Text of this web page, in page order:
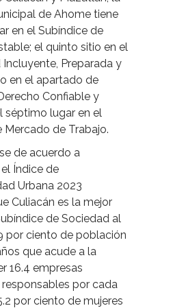
de Ahome tiene
en el Subíndice de
el quinto sitio en el
Preparada y
en el apartado de
Confiable y
séptimo lugar en el
Mercado de Trabajo.
de acuerdo a
Índice de
Urbana 2023
Culiacán es la mejor
de Sociedad al
por ciento de población
que acude a la
16.4 empresas
por cada
por ciento de mujeres